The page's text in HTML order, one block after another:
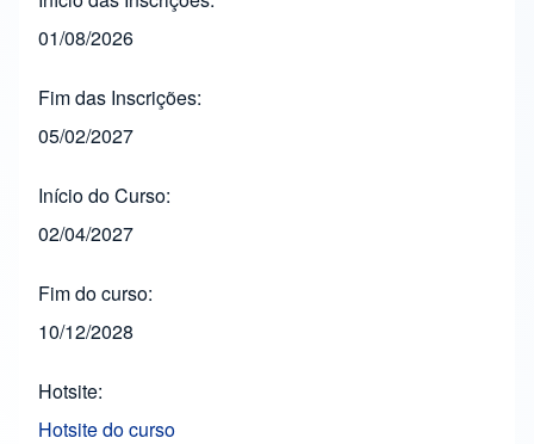
01/08/2026
Fim das Inscrições
05/02/2027
Início do Curso
02/04/2027
Fim do curso
10/12/2028
Hotsite
Hotsite do curso